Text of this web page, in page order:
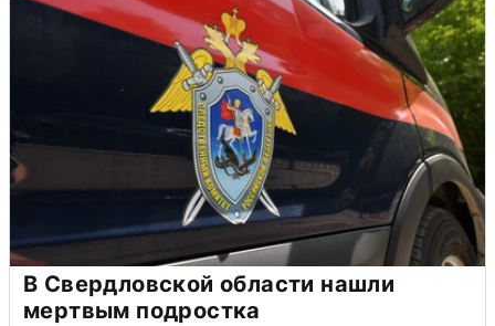
В Свердловской области нашли
мертвым подростка